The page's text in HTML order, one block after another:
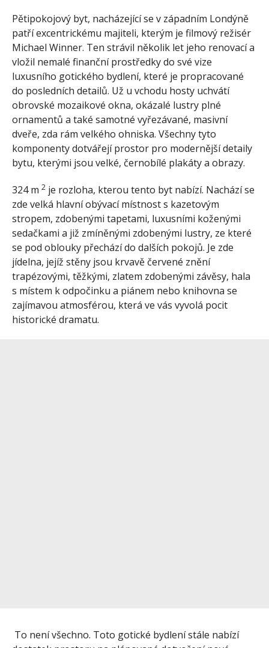
Pětipokojový byt, nacházející se v západním Londýně
patří excentrickému majiteli, kterým je filmový režisér
Michael Winner. Ten strávil několik let jeho renovací a
vložil nemalé finanční prostředky do své vize
luxusního gotického bydlení, které je propracované
do posledních detailů. Už u vchodu hosty uchvátí
obrovské mozaikové okna, okázalé lustry plné
ornamentů a také samotné vyřezávané, masivní
dveře, zda rám velkého ohniska. Všechny tyto
komponenty dotvářejí prostor pro modernější detaily
bytu, kterými jsou velké, černobílé plakáty a obrazy.
324 m 2 je rozloha, kterou tento byt nabízí. Nachází se
zde velká hlavní obývací místnost s kazetovým
stropem, zdobenými tapetami, luxusními koženými
sedačkami a již zmíněnými zdobenými lustry, ze které
se pod oblouky přechází do dalších pokojů. Je zde
jídelna, jejíž stěny jsou krvavě červené znění
trapézovými, těžkými, zlatem zdobenými závěsy, hala
s místem k odpočinku a piánem nebo knihovna se
zajímavou atmosférou, která ve vás vyvolá pocit
historické dramatu.
To není všechno. Toto gotické bydlení stále nabízí